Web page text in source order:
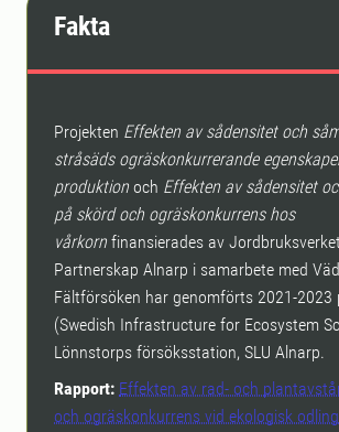
Fakta
Projekten Effekten av sådensitet och
stråsäds ogräskonkurrerande
produktion och Effekten av sådensitet
på skörd och ogräskonkurrens hos
vårkorn finansierades av
Partnerskap Alnarp i samarbete med
Fältförsöken har genomförts 2021-2023
(Swedish Infrastructure for Ecosystem
Lönnstorps försöksstation, SLU Alnarp.
Rapport: Effekten av rad- och
och ogräskonkurrens vid ekologisk